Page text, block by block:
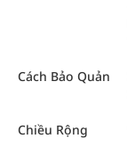
Cách Bảo Quản
Chiều Rộng